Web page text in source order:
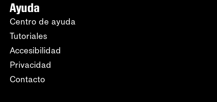
Ayuda
Centro de ayuda
Tutoriales
Accesibilidad
Privacidad
Contacto